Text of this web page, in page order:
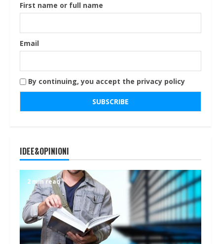
First name or full name
Email
By continuing, you accept the privacy policy
IDEE&OPINIONI
2 min read